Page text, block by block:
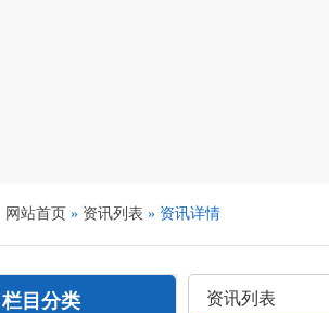
网站首页 » 资讯列表 » 资讯详情
栏目分类 资讯列表